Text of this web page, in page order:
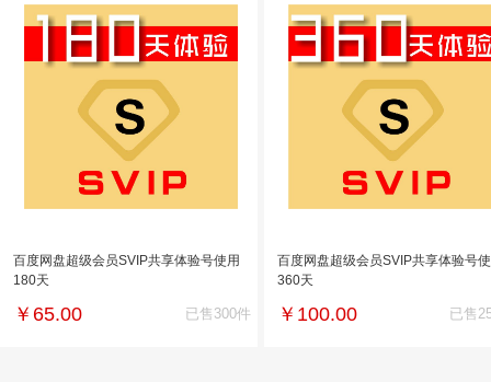
百度网盘超级会员SVIP共享体验号使用
180天
￥ 65.00 已售300件
百度网盘超级会员SVIP共享体验号
360天
￥ 100.00 已售